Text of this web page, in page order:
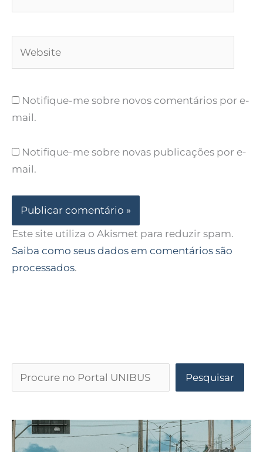
Notifique-me sobre novos comentários por e-
mail.
Notifique-me sobre novas publicações por e-
mail.
Este site utiliza o Akismet para reduzir spam.
Saiba como seus dados em comentários são
processados.
Pesquisar